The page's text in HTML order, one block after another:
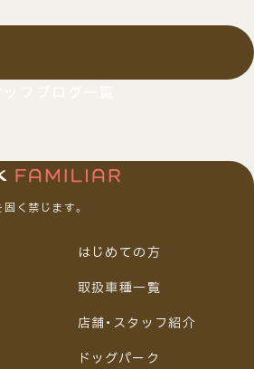
く禁じます。
はじめての方
取扱車種一覧
店舗・スタッフ紹介
ドッグパーク